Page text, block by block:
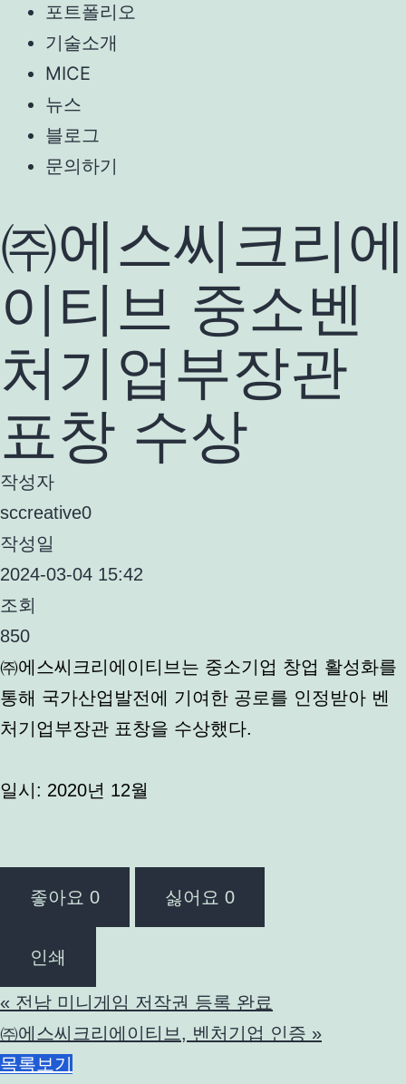
포트폴리오
기술소개
MICE
뉴스
블로그
문의하기
㈜에스씨크리에
이티브 중소벤
처기업부장관
표창 수상
작성자
sccreative0
작성일
2024-03-04 15:42
조회
850
㈜에스씨크리에이티브는 중소기업 창업 활성화를
통해 국가산업발전에 기여한 공로를 인정받아 벤
처기업부장관 표창을 수상했다.
일시: 2020년 12월
좋아요 0 싫어요 0
인쇄
« 전남 미니게임 저작권 등록 완료
㈜에스씨크리에이티브, 벤처기업 인증 »
목록보기